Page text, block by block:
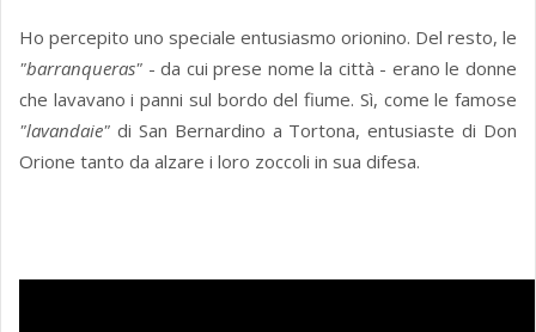
Ho percepito uno speciale entusiasmo orionino. Del resto, le
"barranqueras" - da cui prese nome la città - erano le donne
che lavavano i panni sul bordo del fiume. Sì, come le famose
"lavandaie" di San Bernardino a Tortona, entusiaste di Don
Orione tanto da alzare i loro zoccoli in sua difesa.